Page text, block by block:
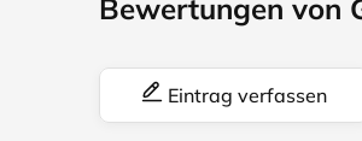
Bewertungen von
Eintrag verfassen